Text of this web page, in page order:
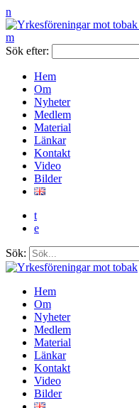
n
m
Sök efter:
Hem
Om
Nyheter
Medlem
Material
Länkar
Kontakt
Video
Bilder
t
e
Sök:
Hem
Om
Nyheter
Medlem
Material
Länkar
Kontakt
Video
Bilder